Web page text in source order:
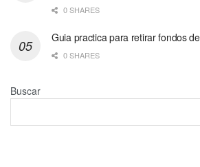
0 SHARES
Guia practica para retirar fondos
0 SHARES
Buscar